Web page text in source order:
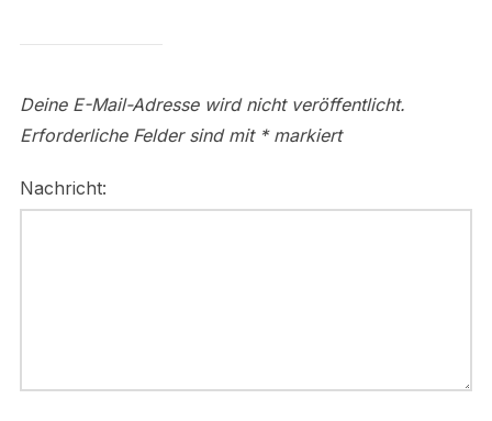
Deine E-Mail-Adresse wird nicht veröffentlicht.
Erforderliche Felder sind mit *markiert
Nachricht: